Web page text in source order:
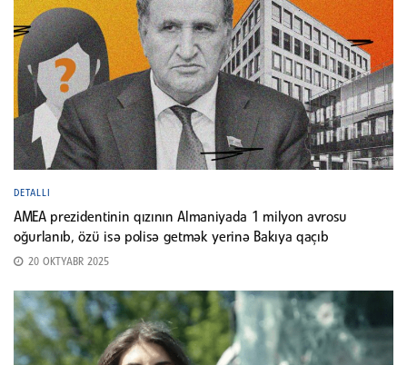
DETALLI
AMEA prezidentinin qızının Almaniyada 1 milyon avrosu
oğurlanıb, özü isə polisə getmək yerinə Bakıya qaçıb
20 OKTYABR 2025